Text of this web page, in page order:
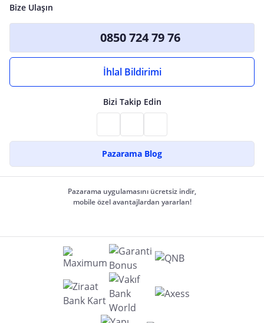
Bize Ulaşın
0850 724 79 76
İhlal Bildirimi
Bizi Takip Edin
Pazarama Blog
Pazarama uygulamasını ücretsiz indir,
mobile özel avantajlardan yararlan!